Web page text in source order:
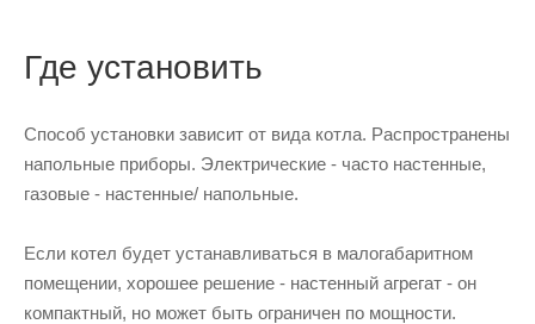
Где установить
Способ установки зависит от вида котла. Распространены
напольные приборы. Электрические - часто настенные,
газовые - настенные/ напольные.
Если котел будет устанавливаться в малогабаритном
помещении, хорошее решение - настенный агрегат - он
компактный, но может быть ограничен по мощности.